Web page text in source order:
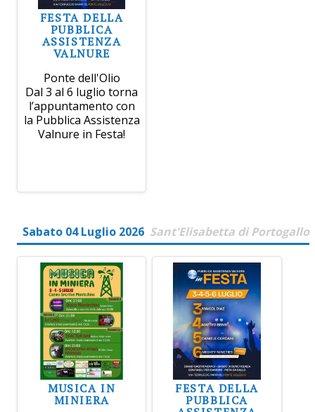
FESTA DELLA
PUBBLICA
ASSISTENZA
VALNURE
Ponte dell'Olio
Dal 3 al 6 luglio torna
l’appuntamento con
la Pubblica Assistenza
Valnure in Festa!
Sabato 04 Luglio 2026 Sant'Elisabetta di Portogallo
MUSICA IN
MINIERA
FESTA DELLA
PUBBLICA